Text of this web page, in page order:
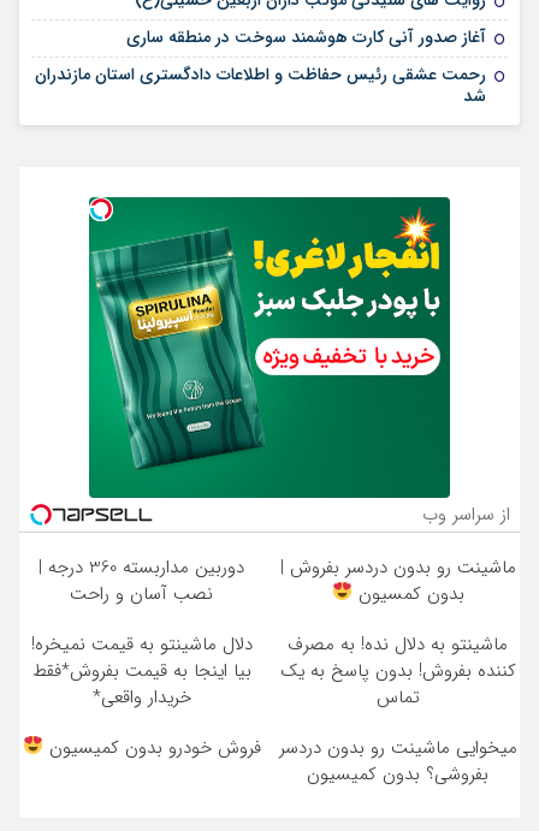
آغاز صدور آنی کارت هوشمند سوخت در منطقه ساری
رحمت عشقی رئیس حفاظت و اطلاعات دادگستری استان مازندران
شد
از سراسر وب
ماشینت رو بدون دردسر بفروش |
بدون کمسیون
دوربین مداربسته 360 درجه |
نصب آسان و راحت
ماشینتو به دلال نده! به مصرف
کننده بفروش! بدون پاسخ به یک
تماس
دلال ماشینتو به قیمت نمیخره!
بیا اینجا به قیمت بفروش*فقط
خریدار واقعی*
میخوایی ماشینت رو بدون دردسر
بفروشی؟ بدون کمیسیون
فروش خودرو بدون کمیسیون